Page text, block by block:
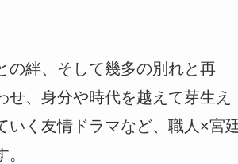
の絆、そして幾多の別れと再
、身分や時代を越えて芽生え
いく友情ドラマなど、職人×宮